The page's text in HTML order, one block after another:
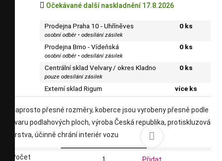
 Očekávané další naskladnění 17.8.2026
Prodejna Praha 10 - Uhříněves
osobní odběr • odesílání zásilek
0 ks
Prodejna Brno - Vídeňská
osobní odběr • odesílání zásilek
0 ks
Centrální sklad Velvary / okres Kladno
pouze odesílání zásilek
0 ks
Externí sklad Rigum více ks
naprosto přesné rozměry, koberce jsou vyrobeny přesně podle
tvaru podlahových ploch, výroba Česká republika, protiskluzová
vrstva, účinně chrání interiér vozu
Počet
